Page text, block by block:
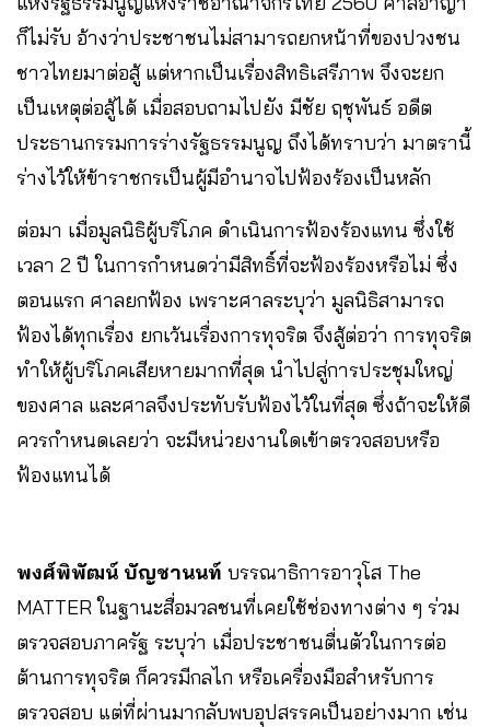
ก็ไม่รับ อ้างว่าประชาชนไม่สามารถยกหน้าที่ของปวงชน
ชาวไทยมาต่อสู้ แต่หากเป็นเรื่องสิทธิเสรีภาพ จึงจะยก
เป็นเหตุต่อสู้ได้ เมื่อสอบถามไปยัง มีชัย ฤชุพันธ์ อดีต
ประธานกรรมการร่างรัฐธรรมนูญ ถึงได้ทราบว่า มาตรานี้
ร่างไว้ให้ข้าราชกรเป็นผู้มีอำนาจไปฟ้องร้องเป็นหลัก
ต่อมา เมื่อมูลนิธิผู้บริโภค ดำเนินการฟ้องร้องแทน ซึ่งใช้
เวลา 2 ปี ในการกำหนดว่ามีสิทธิ์ที่จะฟ้องร้องหรือไม่ ซึ่ง
ตอนแรก ศาลยกฟ้อง เพราะศาลระบุว่า มูลนิธิสามารถ
ฟ้องได้ทุกเรื่อง ยกเว้นเรื่องการทุจริต จึงสู้ต่อว่า การทุจริต
ทำให้ผู้บริโภคเสียหายมากที่สุด นำไปสู่การประชุมใหญ่
ของศาล และศาลจึงประทับรับฟ้องไว้ในที่สุด ซึ่งถ้าจะให้ดี
ควรกำหนดเลยว่า จะมีหน่วยงานใดเข้าตรวจสอบหรือ
ฟ้องแทนได้
พงศ์พิพัฒน์ บัญชานนท์ บรรณาธิการอาวุโส The
MATTER ในฐานะสื่อมวลชนที่เคยใช้ช่องทางต่าง ๆ ร่วม
ตรวจสอบภาครัฐ ระบุว่า เมื่อประชาชนตื่นตัวในการต่อ
ต้านการทุจริต ก็ควรมีกลไก หรือเครื่องมือสำหรับการ
ตรวจสอบ แต่ที่ผ่านมากลับพบอุปสรรคเป็นอย่างมาก เช่น